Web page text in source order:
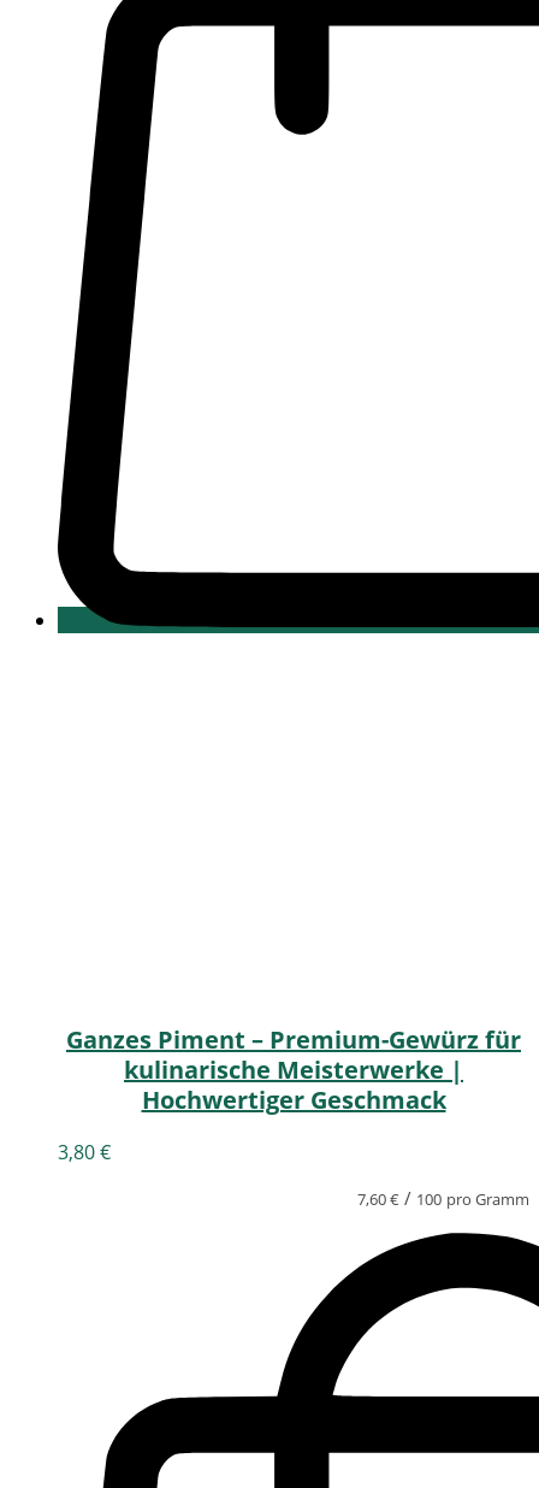
Ganzes Piment – Premium-Gewürz für
kulinarische Meisterwerke |
Hochwertiger Geschmack
3,80€
7,60€ / 100 pro Gramm